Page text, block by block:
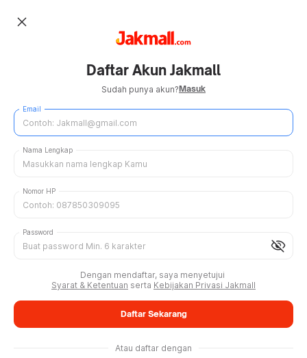
close
Daftar Akun Jakmall
Sudah punya akun?Masuk
Email
Nama Lengkap
Nomor HP
visibility_off
Password
Dengan mendaftar, saya menyetujui
Syarat & Ketentuan serta Kebijakan Privasi Jakmall
Daftar Sekarang
Atau daftar dengan